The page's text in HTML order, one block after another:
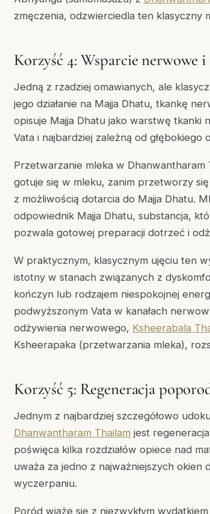
zmęczenia, odzwierciedla ten klasyczny
Korzyść 4: Wsparcie nerwowe
Jedną z rzadziej omawianych, ale
jego działanie na Majja Dhatu, tkankę
opisuje Majja Dhatu jako warstwę
Vata i najbardziej zależną od głębokiego
Przetwarzanie mleka w Dhanwantharam
gotuje się w mleku, zanim przetworzy
z możliwością dotarcia do Majja Dhatu.
odpowiednik Majja Dhatu, substancja,
pozwala gotowej preparacji dotrzeć i
W praktycznym, klasycznym ujęciu ten
istotny w stanach związanych z
kończyn lub rodzajem niespokojnej
podwyższonym Vata w kanałach
odżywienia nerwowego, Ksheerabala
Ksheerapaka (przetwarzania mleka),
Korzyść 5: Regeneracja
Jednym z najbardziej szczegółowo
Dhanwantharam Thailam jest
poświęca kilka rozdziałów opiece nad
uważa za jedno z najważniejszych okien
wyczerpaniu.
Poród wiąże się z niezwykłym